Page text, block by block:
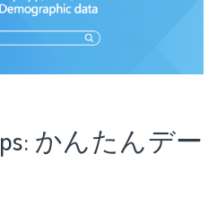
かんたんデー